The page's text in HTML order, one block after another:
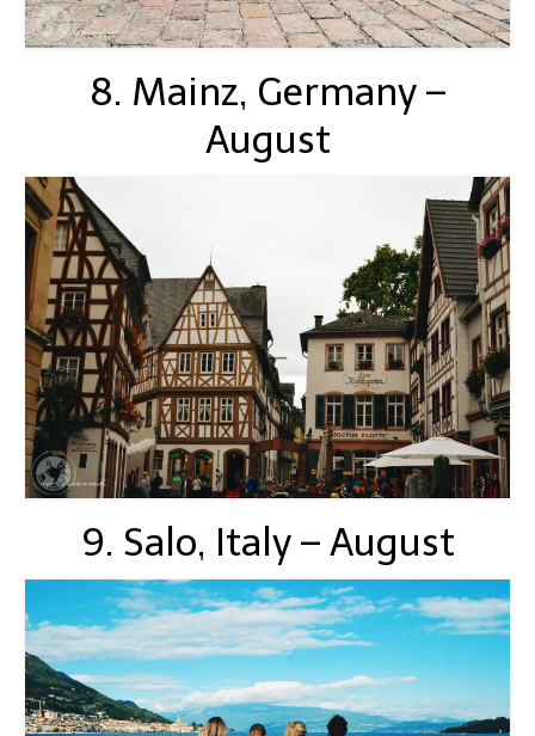
8. Mainz, Germany –
August
9. Salo, Italy – August